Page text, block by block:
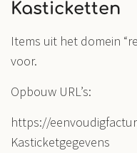
Kasticketten
Items uit het domein
voor.
Opbouw URL’s:
https://
Kasticketgegevens